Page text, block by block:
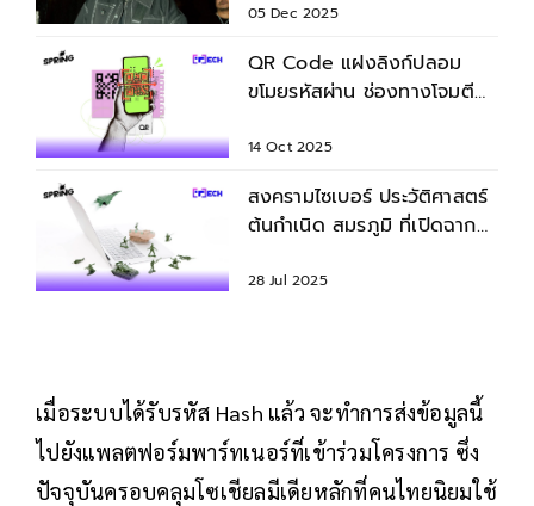
05 Dec 2025
QR Code แฝงลิงก์ปลอม
ขโมยรหัสผ่าน ช่องทางโจมตี
14 Oct 2025
สงครามไซเบอร์ ประวัติศาสตร์
ต้นกำเนิด สมรภูมิ ที่เปิดฉากสู้
28 Jul 2025
เมื่อระบบได้รับรหัส Hash แล้ว จะทำการส่งข้อมูลนี้
ไปยังแพลตฟอร์มพาร์ทเนอร์ที่เข้าร่วมโครงการ ซึ่ง
ปัจจุบันครอบคลุมโซเชียลมีเดียหลักที่คนไทยนิยมใช้